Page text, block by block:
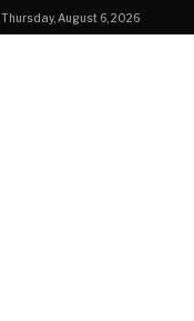
Thursday, August 6, 2026